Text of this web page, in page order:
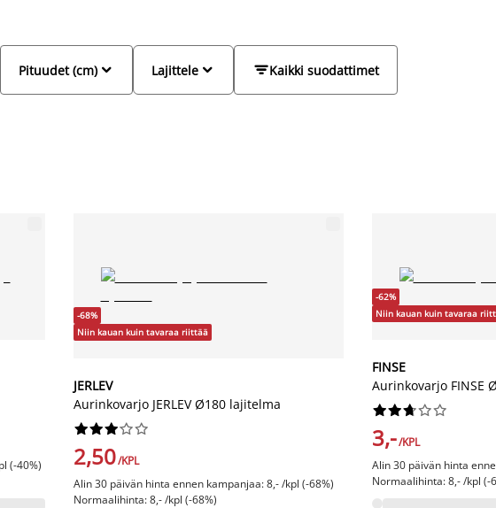

Pituudet (cm) Kaikki suodattimet

Lajittele
(-40%)
-68%
Niin kauan kuin tavaraa riittää
JERLEV
Aurinkovarjo JERLEV Ø180 lajitelma






2,50/KPL
Alin 30 päivän hinta ennen kampanjaa: 8,- /kpl (-68%)
Normaalihinta: 8,- /kpl (-68%)
-62%
Niin kauan kuin tavaraa
FINSE
Aurinkovarjo FINSE






3,-/KPL
Alin 30 päivän hinta
Normaalihinta: 8,- /kpl (-